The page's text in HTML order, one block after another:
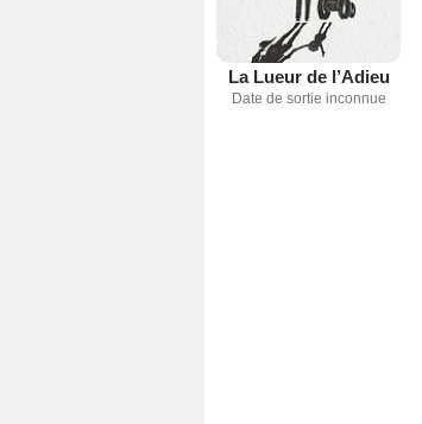
La Lueur de l’Adieu
Date de sortie inconnue